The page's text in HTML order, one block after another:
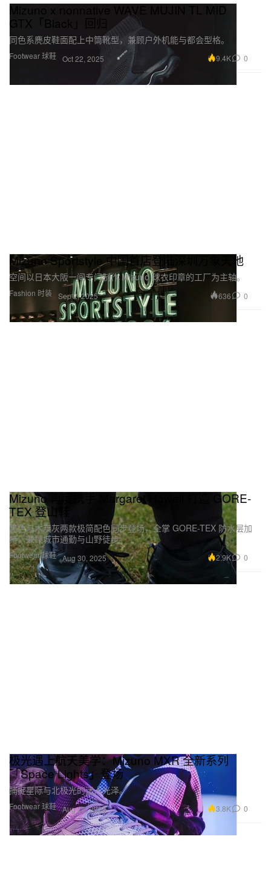
Footwear 球鞋
Mizuno x nonnative WAVE MUJIN TL MID
GTX「Black」回归
同色系麂皮鞋面配上中筒靴型，兼顾户外机能与都会型格。
Oct 22, 2025 9.4K 0
Fashion 时装
Mizuno Sportstyle 中国首店登陆深圳万象天地
空间以日本大阪一间专门制作 Mizuno 球衣印章的工厂为主轴。
Sep 2, 2025 636 0
Footwear 球鞋
Mizuno 再度携手 Margaret Howell 打造 GORE-
TEX 登山鞋
黑色与木炭灰两款极简配色同步登场，全掌 GORE-TEX 防水层加
持，兼顾城市通勤与山野徒步。
Aug 30, 2025 2.9K 0
Footwear 球鞋
极光遇上航天美学：Mizuno MXR 全新系列
「Space Lights」登场
捕捉星际与北极光的迷人光泽。
Aug 27, 2025 3.8K 0